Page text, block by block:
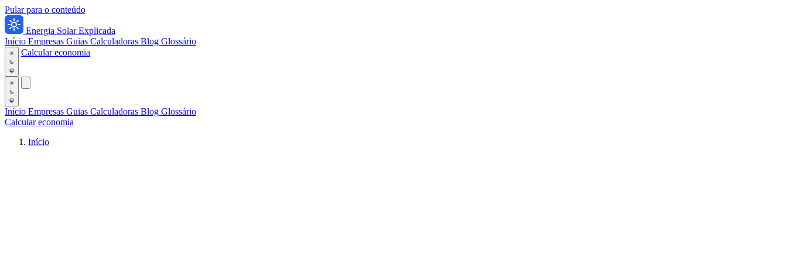
Pular para o conteúdo
Energia Solar Explicada
Início Empresas Guias Calculadoras Blog Glossário
Calcular economia
Início Empresas Guias Calculadoras Blog Glossário
Calcular economia
Início